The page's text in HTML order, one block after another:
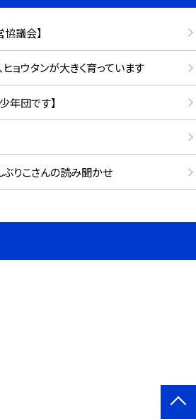
議会】
ヒョウタンが大きく育っています
年団です】
りこさんの読み聞かせ